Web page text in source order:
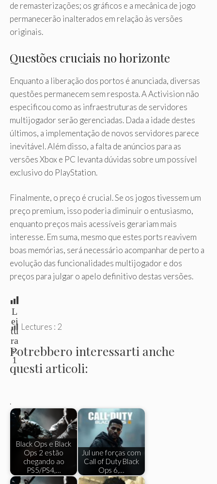
de remasterizações; os gráficos e a mecânica de jogo
permanecerão inalterados em relação às versões
originais.
Questões cruciais no horizonte
Enquanto a liberação dos portos é anunciada, diversas
questões permanecem sem resposta. A Activision não
especificou como as infraestruturas de servidores
multijogador serão gerenciadas. Dada a idade destes
últimos, a implementação de novos servidores parece
inevitável. Além disso, a falta de anúncios para as
versões Xbox e PC levanta dúvidas sobre um possível
exclusivo do PlayStation.
Finalmente, o preço é crucial. Se os jogos tivessem um
preço premium, isso poderia diminuir o entusiasmo,
enquanto preços mais acessíveis gerariam mais
interesse. Em suma, mesmo que estes ports reavivem
boas memórias, será necessário acompanhar de perto a
evolução das funcionalidades multijogador e dos
preços para julgar o apelo definitivo destas versões.
L
ei
tu
ra
s:
1
Lectures : 2
Potrebbero interessarti anche
questi articoli:
.
Black Ops e Black
Ops 2 estão
chegando ao
PS5/PS4,…
Jul une forças com
Call of Duty Black
Ops 6,…